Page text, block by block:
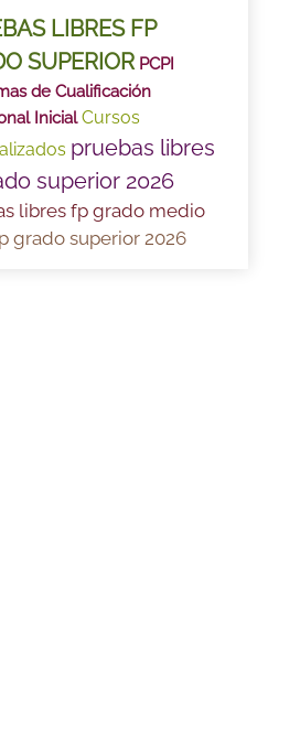
LIBRES FP
SUPERIOR PCPI
de Cualificación
Inicial Cursos
pruebas libres
superior 2026
libres fp grado medio
grado superior 2026